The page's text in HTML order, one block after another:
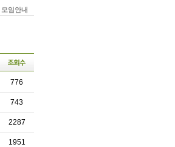
모임안내
776
743
2287
1951